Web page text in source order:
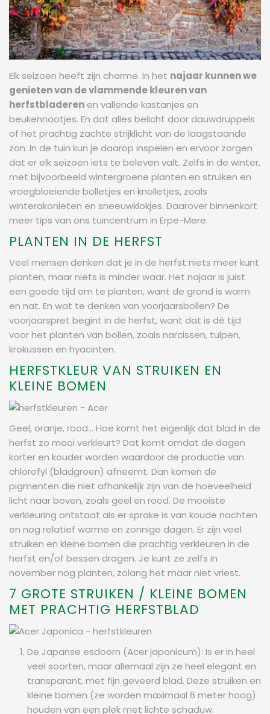
Elk seizoen heeft zijn charme. In het najaar kunnen we
genieten van de vlammende kleuren van
herfstbladeren en vallende kastanjes en
beukennootjes. En dat alles belicht door dauwdruppels
of het prachtig zachte strijklicht van de laagstaande
zon. In de tuin kun je daarop inspelen en ervoor zorgen
dat er elk seizoen iets te beleven valt. Zelfs in de winter,
met bijvoorbeeld wintergroene planten en struiken en
vroegbloeiende bolletjes en knolletjes, zoals
winterakonieten en sneeuwklokjes. Daarover binnenkort
meer tips van ons tuincentrum in Erpe-Mere.
PLANTEN IN DE HERFST
Veel mensen denken dat je in de herfst niets meer kunt
planten, maar niets is minder waar. Het najaar is juist
een goede tijd om te planten, want de grond is warm
en nat. En wat te denken van voorjaarsbollen? De
voorjaarspret begint in de herfst, want dat is dé tijd
voor het planten van bollen, zoals narcissen, tulpen,
krokussen en hyacinten.
HERFSTKLEUR VAN STRUIKEN EN
KLEINE BOMEN
Geel, oranje, rood... Hoe komt het eigenlijk dat blad in de
herfst zo mooi verkleurt? Dat komt omdat de dagen
korter en kouder worden waardoor de productie van
chlorofyl (bladgroen) afneemt. Dan komen de
pigmenten die niet afhankelijk zijn van de hoeveelheid
licht naar boven, zoals geel en rood. De mooiste
verkleuring ontstaat als er sprake is van koude nachten
en nog relatief warme en zonnige dagen. Er zijn veel
struiken en kleine bomen die prachtig verkleuren in de
herfst en/of bessen dragen. Je kunt ze zelfs in
november nog planten, zolang het maar niet vriest.
7 GROTE STRUIKEN / KLEINE BOMEN
MET PRACHTIG HERFSTBLAD
De Japanse esdoorn (Acer japonicum): Is er in heel
veel soorten, maar allemaal zijn ze heel elegant en
transparant, met fijn geveerd blad. Deze struiken en
kleine bomen (ze worden maximaal 6 meter hoog)
houden van een plek met lichte schaduw.